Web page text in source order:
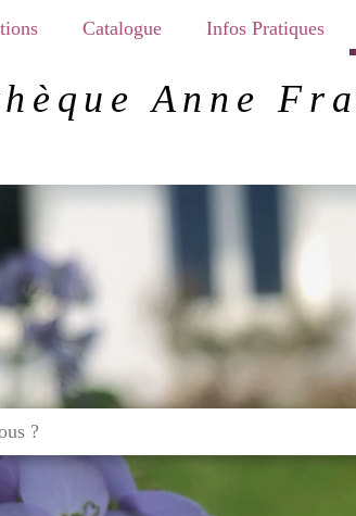
Catalogue Infos Pratiques
Anne